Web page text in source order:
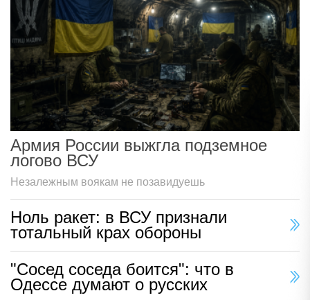
Армия России выжгла подземное
логово ВСУ
Незалежным воякам не позавидуешь
Ноль ракет: в ВСУ признали
тотальный крах обороны
"Сосед соседа боится": что в
Одессе думают о русских